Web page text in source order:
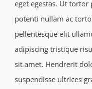
eget egestas. Ut
potenti nullam ac
pellentesque elit
adipiscing tristique
sit amet. Hendrerit
suspendisse ultrices